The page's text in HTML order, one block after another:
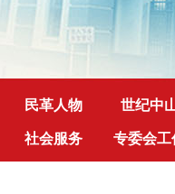
民革人物 世纪中
社会服务 专委会工